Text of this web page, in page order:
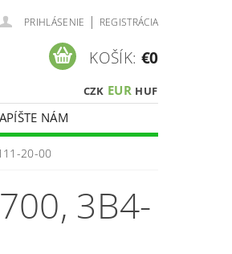
PRIHLÁSENIE | REGISTRÁCIA
CZK EUR HUF
KOŠÍK: €0
NÁM
20-00
3B4-